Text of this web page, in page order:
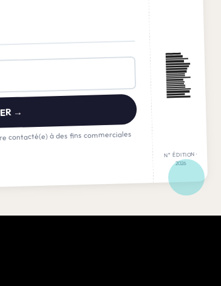
→
contacté(e) à des fins commerciales
N° ÉDITION ·
2026